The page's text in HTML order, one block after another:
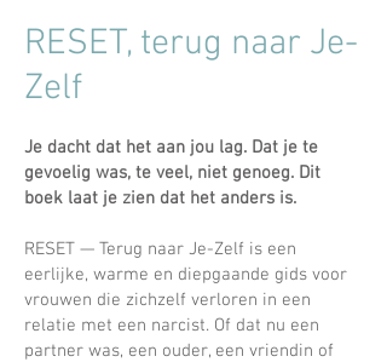
RESET, terug naar Je-
Zelf
Je dacht dat het aan jou lag. Dat je te
gevoelig was, te veel, niet genoeg. Dit
boek laat je zien dat het anders is.
RESET — Terug naar Je-Zelf is een
eerlijke, warme en diepgaande gids voor
vrouwen die zichzelf verloren in een
relatie met een narcist. Of dat nu een
partner was, een ouder, een vriendin of